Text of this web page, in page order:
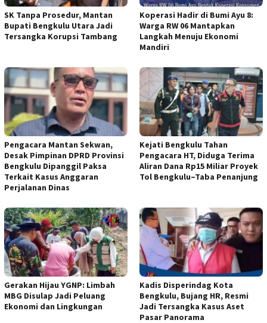
SK Tanpa Prosedur, Mantan
Bupati Bengkulu Utara Jadi
Tersangka Korupsi Tambang
Koperasi Hadir di Bumi Ayu 8:
Warga RW 06 Mantapkan
Langkah Menuju Ekonomi
Mandiri
Pengacara Mantan Sekwan,
Desak Pimpinan DPRD Provinsi
Bengkulu Dipanggil Paksa
Terkait Kasus Anggaran
Perjalanan Dinas
Kejati Bengkulu Tahan
Pengacara HT, Diduga Terima
Aliran Dana Rp15 Miliar Proyek
Tol Bengkulu–Taba Penanjung
Gerakan Hijau YGNP: Limbah
MBG Disulap Jadi Peluang
Ekonomi dan Lingkungan
Kadis Disperindag Kota
Bengkulu, Bujang HR, Resmi
Jadi Tersangka Kasus Aset
Pasar Panorama